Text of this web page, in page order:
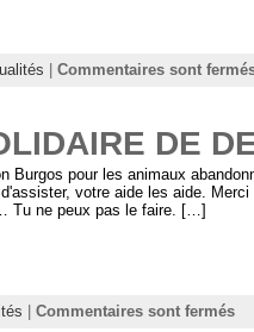
Commentaires sont
DE
Burgos pour les animaux
votre aide les aide.
Tu ne peux pas le faire. […]
Commentaires sont fermés